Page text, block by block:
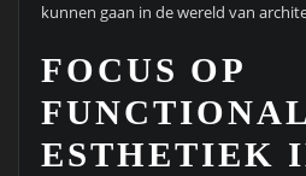
kunnen gaan in de wereld van
FOCUS OP
ESTHETIEK